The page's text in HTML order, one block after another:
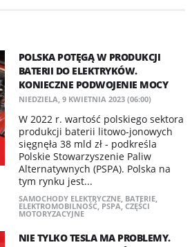
POLSKA POTĘGĄ W PRODUKCJI
BATERII DO ELEKTRYKÓW.
KONIECZNE PODWOJENIE MOCY
NIEDZIELA, 9 KWIETNIA 2023 (06:00)
W 2022 r. wartość polskiego sektora
produkcji baterii litowo-jonowych
sięgnęła 38 mld zł - podkreśla
Polskie Stowarzyszenie Paliw
Alternatywnych (PSPA). Polska na
tym rynku jest...
SAMOCHODY ELEKTRYCZNE, BATERIE,
ELEKTROMOBILNOŚĆ, PSPA, CZĘŚCI
MOTORYZACYJNE
NIE TYLKO TESLA MA PROBLEMY.